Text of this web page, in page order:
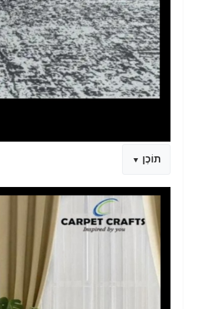
תוֹכֶן